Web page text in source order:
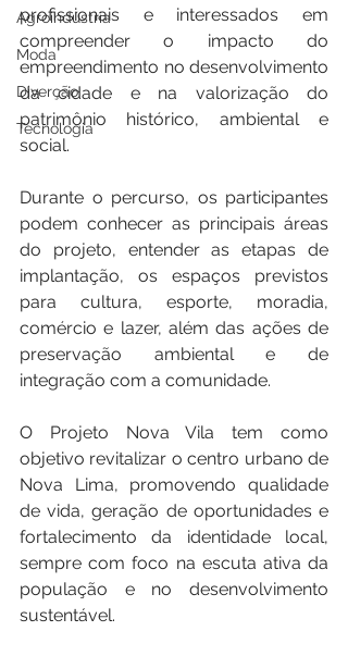
Agroindústria
Moda
Diverção
Tecnologia
profissionais e interessados em
compreender o impacto do
empreendimento no desenvolvimento
da cidade e na valorização do
patrimônio histórico, ambiental e
social.
Durante o percurso, os participantes
podem conhecer as principais áreas
do projeto, entender as etapas de
implantação, os espaços previstos
para cultura, esporte, moradia,
comércio e lazer, além das ações de
preservação ambiental e de
integração com a comunidade.
O Projeto Nova Vila tem como
objetivo revitalizar o centro urbano de
Nova Lima, promovendo qualidade
de vida, geração de oportunidades e
fortalecimento da identidade local,
sempre com foco na escuta ativa da
população e no desenvolvimento
sustentável.